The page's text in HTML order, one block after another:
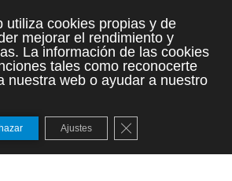
utiliza cookies propias y de
mejorar el rendimiento y
La información de las cookies
tales como reconocerte
nuestra web o ayudar a nuestro
Ajustes Cerrar el banner de